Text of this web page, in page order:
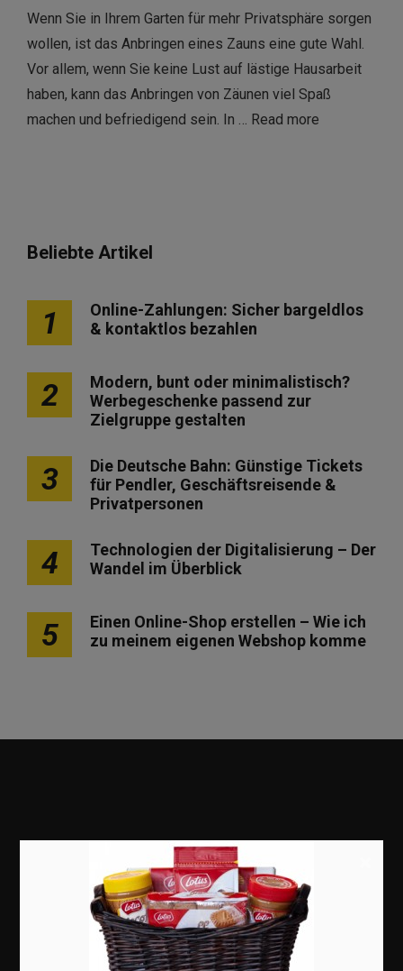
Wenn Sie in Ihrem Garten für mehr Privatsphäre sorgen
wollen, ist das Anbringen eines Zauns eine gute Wahl.
Vor allem, wenn Sie keine Lust auf lästige Hausarbeit
haben, kann das Anbringen von Zäunen viel Spaß
machen und befriedigend sein. In … Read more
Beliebte Artikel
1
Online-Zahlungen: Sicher bargeldlos
& kontaktlos bezahlen
2
Modern, bunt oder minimalistisch?
Werbegeschenke passend zur
Zielgruppe gestalten
3
Die Deutsche Bahn: Günstige Tickets
für Pendler, Geschäftsreisende &
Privatpersonen
4
Technologien der Digitalisierung – Der
Wandel im Überblick
5
Einen Online-Shop erstellen – Wie ich
zu meinem eigenen Webshop komme
Erfolgsgeschichten